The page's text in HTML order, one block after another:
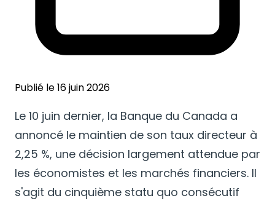
Publié le 16 juin 2026
Le 10 juin dernier, la Banque du Canada a
annoncé le maintien de son taux directeur à
2,25 %, une décision largement attendue par
les économistes et les marchés financiers. Il
s'agit du cinquième statu quo consécutif